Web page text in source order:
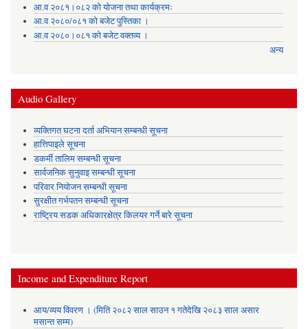
आ.व २०८१।०८२ को योजना तथा कार्यक्रमः
आ.व २०८०/०८१ को बजेट पुस्तिका ।
आ.व २०८०।०८१ को बजेट वक्तव्य ।
अन्य
Audio Gallery
व्यक्तिगत घटना दर्ता अभियान सम्बन्धी सूचना
हात्तिपाइले सूचना
डकर्मी तालिम सम्बन्धी सूचना
सार्वजनिक सुनुवाइ सम्बन्धी सूचना
परिवार नियोजन सम्बन्धी सूचना
सुरक्षीत गर्भपतन सम्बन्धी सूचना
राष्ट्रिय सडक अधिकारक्षेत्र किलयर गर्ने बारे सूचना
Income and Expenditure Report
आय/व्यय विवरण । (मिति २०८२ साल साउन १ गतेदेखि २०८३ साल असार
मसान्त सम्म)